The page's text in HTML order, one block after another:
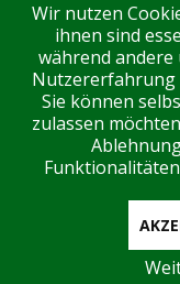
Impressum
Tags
Aktuell sind 113
Wir nutzen
ihnen sind
während andere
Nutzererfahrung
Sie können
zulassen